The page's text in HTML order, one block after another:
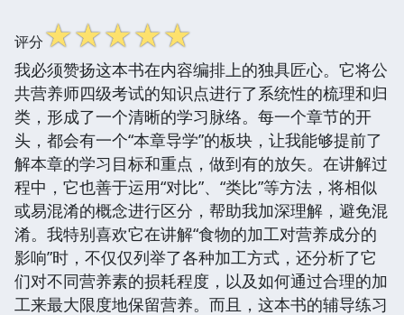
评分☆☆☆☆☆
我必须赞扬这本书在内容编排上的独具匠心。它将公
共营养师四级考试的知识点进行了系统性的梳理和归
类，形成了一个清晰的学习脉络。每一个章节的开
头，都会有一个“本章导学”的板块，让我能够提前了
解本章的学习目标和重点，做到有的放矢。在讲解过
程中，它也善于运用“对比”、“类比”等方法，将相似
或易混淆的概念进行区分，帮助我加深理解，避免混
淆。我特别喜欢它在讲解“食物的加工对营养成分的
影响”时，不仅仅列举了各种加工方式，还分析了它
们对不同营养素的损耗程度，以及如何通过合理的加
工来最大限度地保留营养。而且，这本书的辅导练习